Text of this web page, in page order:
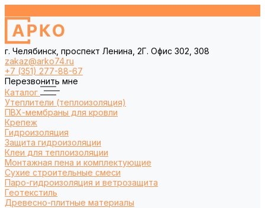
г. Челябинск, проспект Ленина, 2Г. Офис 302, 308
zakaz@arko74.ru
+7 (351) 277-88-67
Перезвонить мне
Каталог
Утеплители (теплоизоляция)
ПВХ-мембраны для кровли
Крепеж
Гидроизоляция
Защита гидроизоляции
Клеи для теплоизоляции
Монтажная пена и комплектующие
Сухие строительные смеси
Паро-гидроизоляция и ветрозащита
Геотекстиль
Древесно-плитные материалы